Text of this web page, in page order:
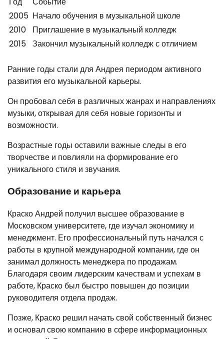
2005 Начало обучения в музыкальной школе
2010
Приглашение в музыкальный колледж
2015 Закончил музыкальный колледж с отличием
Ранние годы стали для Андрея периодом активного
развития его музыкальной карьеры.
Он пробовал себя в различных жанрах и направлениях
музыки, открывая для себя новые горизонты и
возможности.
Возрастные годы оставили важные следы в его
творчестве и повлияли на формирование его
уникального стиля и звучания.
Образование и карьера
Краско Андрей получил высшее образование в
Московском университете, где изучал экономику и
менеджмент. Его профессиональный путь начался с
работы в крупной международной компании, где он
занимал должность менеджера по продажам.
Благодаря своим лидерским качествам и успехам в
работе, Краско был быстро повышен до позиции
руководителя отдела продаж.
Позже, Краско решил начать свой собственный бизнес
и основал свою компанию в сфере информационных